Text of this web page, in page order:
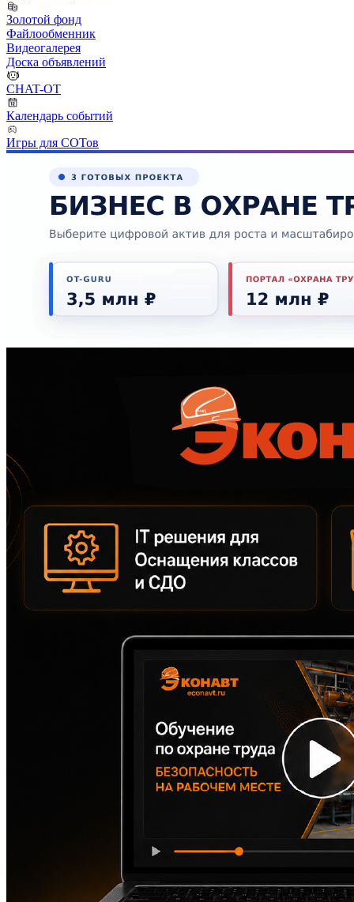
Золотой фонд
Файлообменник
Видеогалерея
Доска объявлений
CHAT-OT
Календарь событий
Игры для СОТов